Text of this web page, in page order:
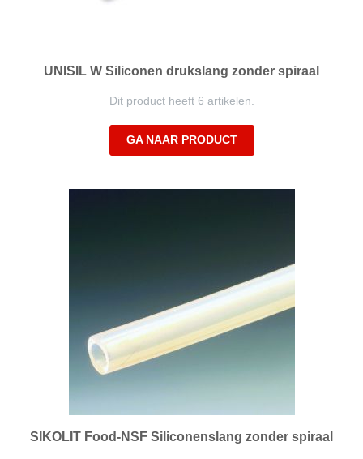
UNISIL W Siliconen drukslang zonder spiraal
Dit product heeft 6 artikelen.
GA NAAR PRODUCT
SIKOLIT Food-NSF Siliconenslang zonder spiraal